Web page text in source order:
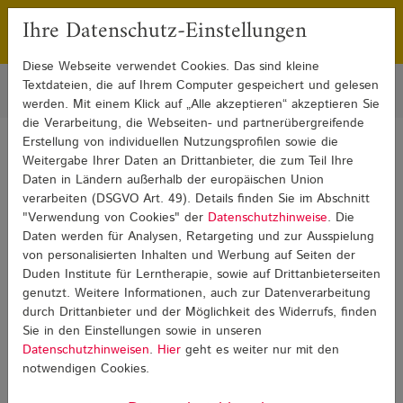
Franchising
Sie sind hier: Blog LRS in Englisch LRS in Englisch Detail
LRS in Englisch
Ihre Datenschutz-Einstellungen
Diese Webseite verwendet Cookies. Das sind kleine
Textdateien, die auf Ihrem Computer gespeichert und gelesen
werden. Mit einem Klick auf „Alle akzeptieren“ akzeptieren Sie
die Verarbeitung, die Webseiten- und partnerübergreifende
Erstellung von individuellen Nutzungsprofilen sowie die
Weitergabe Ihrer Daten an Drittanbieter, die zum Teil Ihre
Daten in Ländern außerhalb der europäischen Union
verarbeiten (DSGVO Art. 49). Details finden Sie im Abschnitt
"Verwendung von Cookies" der Datenschutzhinweise. Die
Daten werden für Analysen, Retargeting und zur Ausspielung
von personalisierten Inhalten und Werbung auf Seiten der
Duden Institute für Lerntherapie, sowie auf Drittanbieterseiten
genutzt. Weitere Informationen, auch zur Datenverarbeitung
durch Drittanbieter und der Möglichkeit des Widerrufs, finden
Sie in den Einstellungen sowie in unseren
Datenschutzhinweisen. Hier geht es weiter nur mit den
notwendigen Cookies.